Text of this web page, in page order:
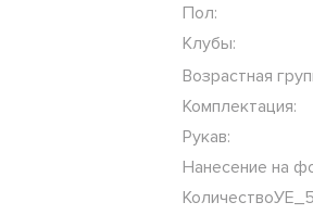
Пол:
Клубы:
Возрастная
Комплектация:
Рукав:
Нанесение на